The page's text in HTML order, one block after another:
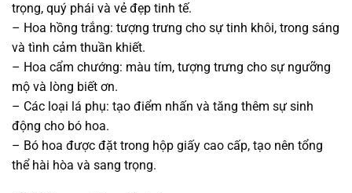
trọng, quý phái và vẻ đẹp tinh tế.
– Hoa hồng trắng: tượng trưng cho sự tinh khôi, trong sáng
và tình cảm thuần khiết.
– Hoa cẩm chướng: màu tím, tượng trưng cho sự ngưỡng
mộ và lòng biết ơn.
– Các loại lá phụ: tạo điểm nhấn và tăng thêm sự sinh
động cho bó hoa.
– Bó hoa được đặt trong hộp giấy cao cấp, tạo nên tổng
thể hài hòa và sang trọng.